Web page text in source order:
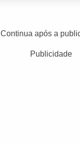
Continua após a
Publicidade